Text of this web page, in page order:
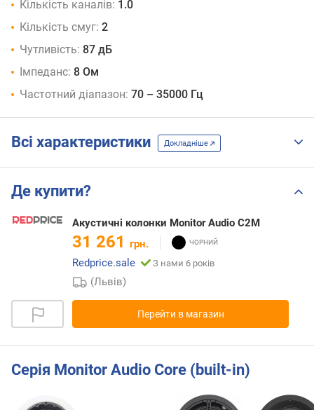
Кількість каналів: 1.0
Кількість смуг: 2
Чутливість: 87 дБ
Імпеданс: 8 Ом
Частотний діапазон: 70 – 35000 Гц
Всі характеристики Докладніше
Де купити?
Акустичні колонки Monitor Audio C2M
31 261 грн.
Redprice.sale
З нами 6 років
(Львів)
Перейти в магазин
Серія Monitor Audio Core (built-in)